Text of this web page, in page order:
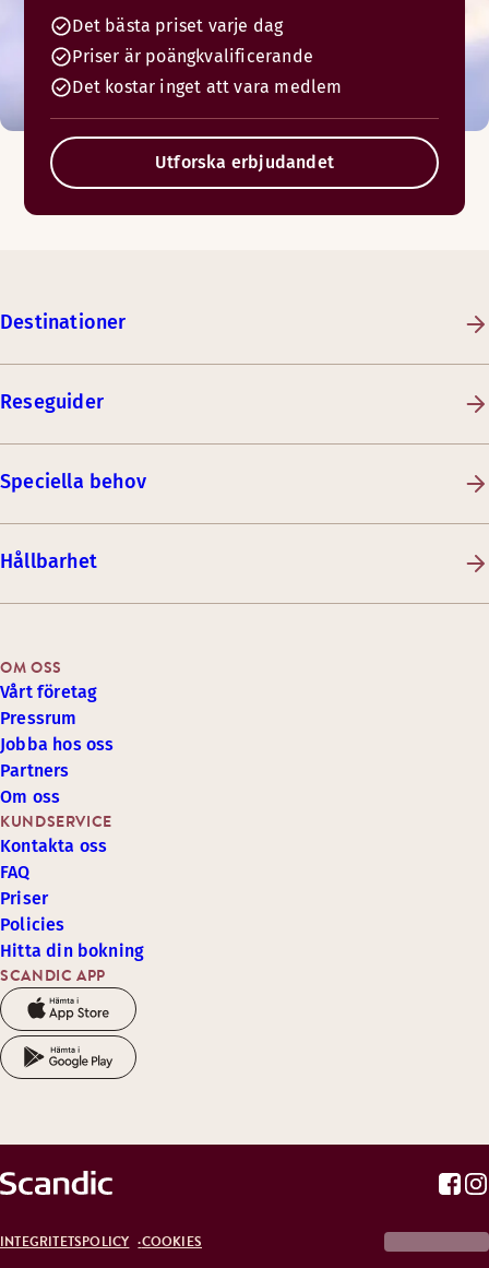
Det bästa priset varje dag
Priser är poängkvalificerande
Det kostar inget att vara medlem
Utforska erbjudandet
Destinationer
Reseguider
Speciella behov
Hållbarhet
SCANDIC APP
KUNDSERVICE
Kontakta oss
FAQ
Priser
Policies
Hitta din bokning
OM OSS
Vårt företag
Pressrum
Jobba hos oss
Partners
Om oss
INTEGRITETSPOLICY COOKIES